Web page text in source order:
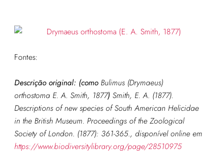
Fontes:
Descrição original: (como Bulimus (Drymaeus)
orthostoma E. A. Smith, 1877) Smith, E. A. (1877).
Descriptions of new species of South American Helicidae
in the British Museum. Proceedings of the Zoological
Society of London. (1877): 361-365., disponível online em
https://www.biodiversitylibrary.org/page/28510975